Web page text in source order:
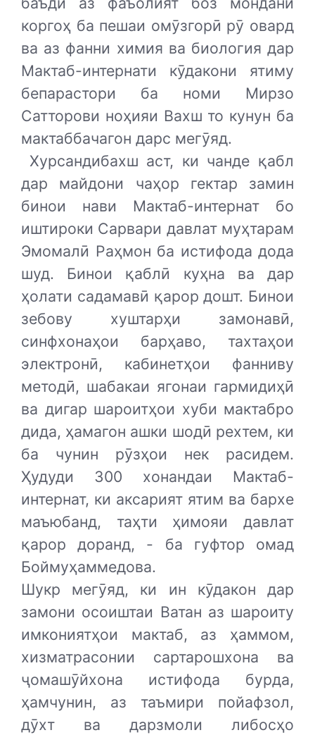
коргоҳ ба пешаи омӯзгорӣ рӯ овард
ва аз фанни химия ва биология дар
Мактаб-интернати кӯдакони ятиму
бепарастори ба номи Мирзо
Сатторови ноҳияи Вахш то кунун ба
мактаббачагон дарс мегӯяд.
Хурсандибахш аст, ки чанде қабл
дар майдони чаҳор гектар замин
бинои нави Мактаб-интернат бо
иштироки Сарвари давлат муҳтарам
Эмомалӣ Раҳмон ба истифода дода
шуд. Бинои қаблӣ куҳна ва дар
ҳолати садамавӣ қарор дошт. Бинои
зебову хуштарҳи замонавӣ,
синфхонаҳои барҳаво, тахтаҳои
электронӣ, кабинетҳои фанниву
методӣ, шабакаи ягонаи гармидиҳӣ
ва дигар шароитҳои хуби мактабро
дида, ҳамагон ашки шодӣ рехтем, ки
ба чунин рӯзҳои нек расидем.
Ҳудуди 300 хонандаи Мактаб-
интернат, ки аксарият ятим ва бархе
маъюбанд, таҳти ҳимояи давлат
қарор доранд, - ба гуфтор омад
Боймуҳаммедова.
Шукр мегӯяд, ки ин кӯдакон дар
замони осоиштаи Ватан аз шароиту
имкониятҳои мактаб, аз ҳаммом,
хизматрасонии сартарошхона ва
ҷомашӯйхона истифода бурда,
ҳамчунин, аз таъмири пойафзол,
дӯхт ва дарзмоли либосҳо